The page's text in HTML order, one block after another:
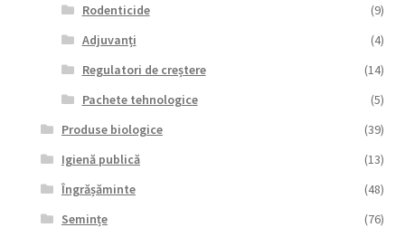
Rodenticide
(9)
Adjuvanți
(4)
Regulatori de creștere
(14)
Pachete tehnologice
(5)
Produse biologice
(39)
Igienă publică
(13)
Îngrășăminte
(48)
Semințe
(76)